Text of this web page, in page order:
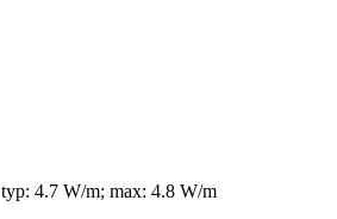
typ: 4.7 W/m; max: 4.8 W/m